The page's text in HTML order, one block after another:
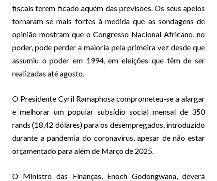
fiscais terem ficado aquém das previsões. Os seus apelos
tornaram-se mais fortes à medida que as sondagens de
opinião mostram que o Congresso Nacional Africano, no
poder, pode perder a maioria pela primeira vez desde que
assumiu o poder em 1994, em eleições que têm de ser
realizadas até agosto.
O Presidente Cyril Ramaphosa comprometeu-se a alargar
e melhorar um popular subsídio social mensal de 350
rands (18,42 dólares) para os desempregados, introduzido
durante a pandemia do coronavírus, apesar de não estar
orçamentado para além de Março de 2025.
O Ministro das Finanças, Enoch Godongwana, deverá